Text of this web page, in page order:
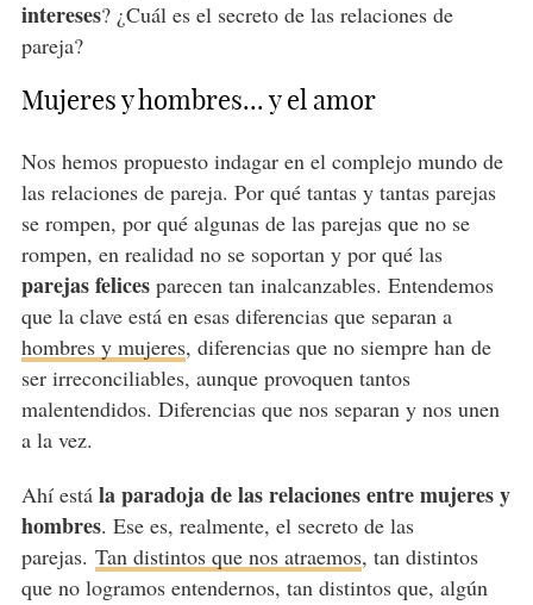
intereses? ¿Cuál es el secreto de las relaciones de
pareja?
Mujeres y hombres... y el amor
Nos hemos propuesto indagar en el complejo mundo de
las relaciones de pareja. Por qué tantas y tantas parejas
se rompen, por qué algunas de las parejas que no se
rompen, en realidad no se soportan y por qué las
parejas felicesparecen tan inalcanzables. Entendemos
que la clave está en esas diferencias que separan a
hombres y mujeres, diferencias que no siempre han de
ser irreconciliables, aunque provoquen tantos
malentendidos. Diferencias que nos separan y nos unen
a la vez.
Ahí está la paradoja de las relaciones entre mujeres y
hombres. Ese es, realmente, el secreto de las
parejas. Tan distintos que nos atraemos, tan distintos
que no logramos entendernos, tan distintos que, algún